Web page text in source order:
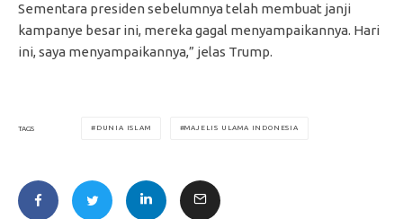
Sementara presiden sebelumnya telah membuat janji
kampanye besar ini, mereka gagal menyampaikannya. Hari
ini, saya menyampaikannya,” jelas Trump.
TAGS DUNIA ISLAM MAJELIS ULAMA INDONESIA